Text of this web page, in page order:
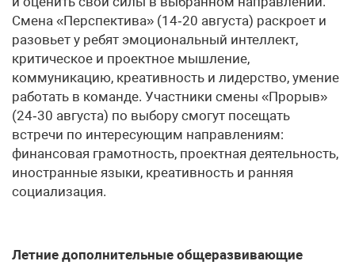
Смена «Перспектива» (14‑20 августа) раскроет и
разовьет у ребят эмоциональный интеллект,
критическое и проектное мышление,
коммуникацию, креативность и лидерство, умение
работать в команде. Участники смены «Прорыв»
(24‑30 августа) по выбору смогут посещать
встречи по интересующим направлениям:
финансовая грамотность, проектная деятельность,
иностранные языки, креативность и ранняя
социализация.
Летние дополнительные общеразвивающие